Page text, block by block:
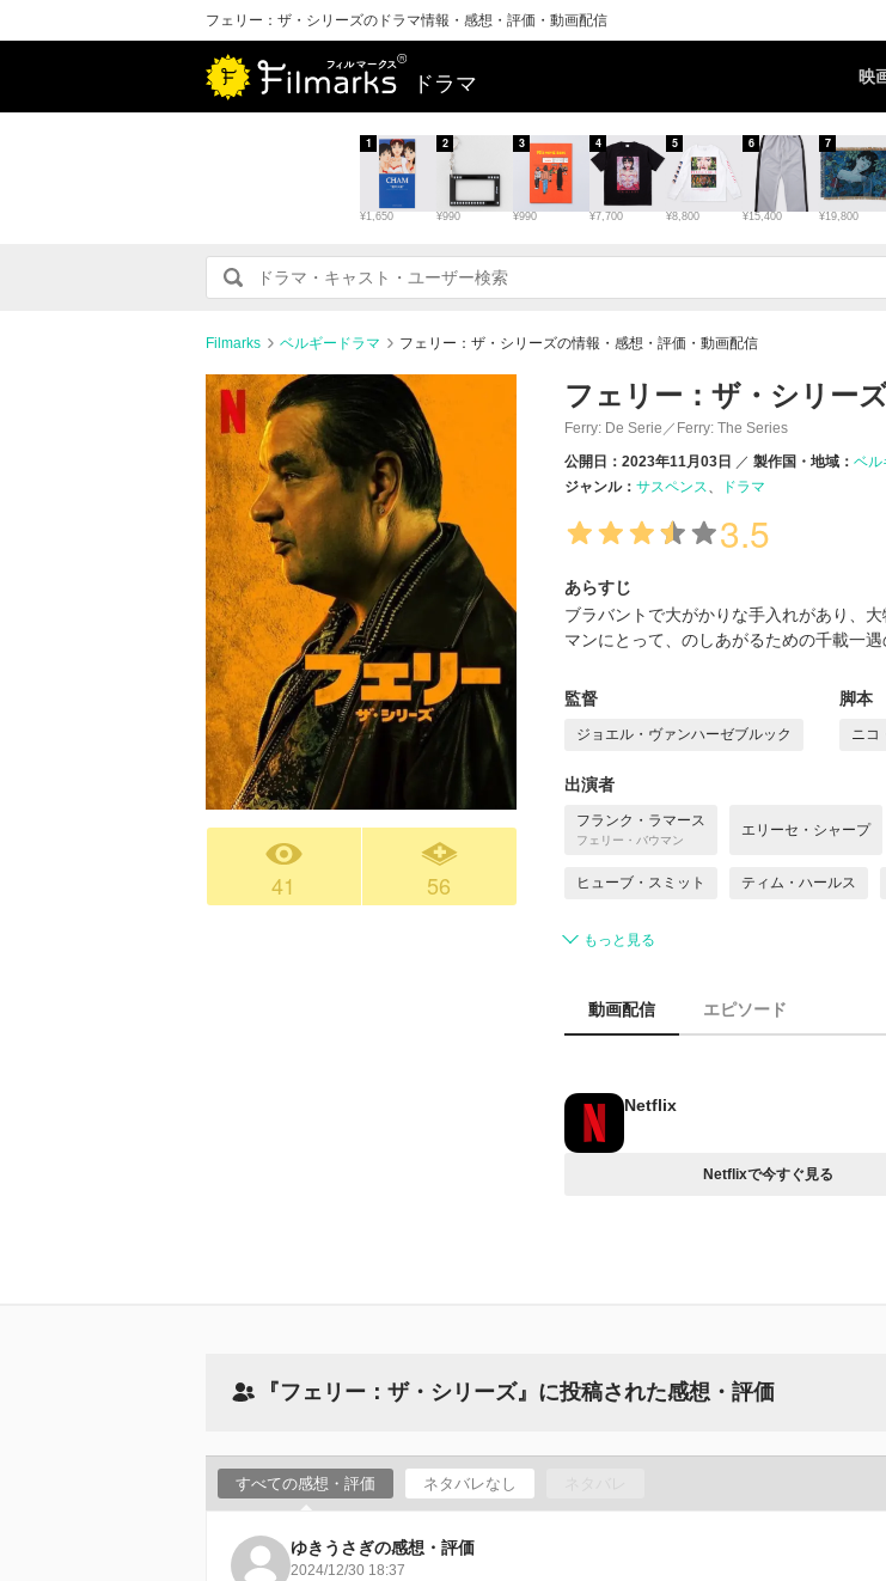
フェリー：ザ・シリーズのドラマ情報・感想・評価・動画配信
ドラマ 映
¥1,650
1
¥990
2
¥990
3
¥7,700
4
¥8,800
5
¥15,400
6
¥19,800
7
Filmarks ベルギードラマ フェリー：ザ・シリーズの情報・感想・評価・動画配信
41 56
フェリー：ザ・シリー
Ferry: De Serie／Ferry: The Series
公開日：2023年11月03日
製作国・地域： ベル
ジャンル： サスペンス ドラマ
3.5
あらすじ
ブラバントで大がかりな手入れがあり、
マンにとって、のしあがるための千載一遇
監督
ジョエル・ヴァンハーゼブルック
脚本
ニコ
出演者
フランク・ラマース
フェリー・バウマン
エリーセ・シャープ
ヒューブ・スミット ティム・ハールス
もっと見る
動画配信 エピソード
Netflix
Netflixで今すぐ見る
『フェリー：ザ・シリーズ』に投稿された感想・評価
すべての感想・評価 ネタバレなし
ゆきうさぎの感想・評価
2024/12/30 18:37